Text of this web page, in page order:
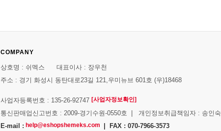
COMPANY
상호명 : 쉬멕스 대표이사 : 장우천
주소 : 경기 화성시 동탄대로23길 121,우미뉴브 601호 (우)18468
사업자등록번호 : 135-26-92747 [사업자정보확인]
통신판매업신고번호 : 2009-경기수원-0550호 | 개인정보취급책임자 : 송인숙
E-mail : help@eshopshemeks.com | FAX : 070-7966-3573